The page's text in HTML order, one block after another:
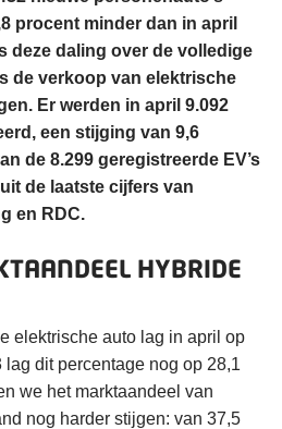
procent minder dan in april
deze daling over de volledige
de verkoop van elektrische
Er werden in april 9.092
een stijging van 9,6
de 8.299 geregistreerde EV’s
de laatste cijfers van
en RDC.
HYBRIDE
elektrische auto lag in april op
dit percentage nog op 28,1
we het marktaandeel van
nog harder stijgen: van 37,5